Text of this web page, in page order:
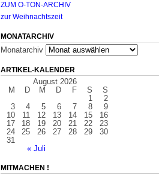
ZUM O-TON-ARCHIV
zur Weihnachtszeit
MONATARCHIV
Monatarchiv
ARTIKEL-KALENDER
August 2026
M
D M D F S S
« Juli
1
2
3
4 5 6 7 8
9
10
11 12 13 14 15
16
17
18 19 20 21 22
23
24
25 26 27 28 29
30
31
MITMACHEN !